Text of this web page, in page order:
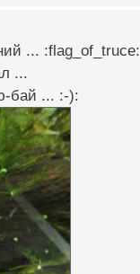
... :flag_of_truce:
...
бай ... :-):